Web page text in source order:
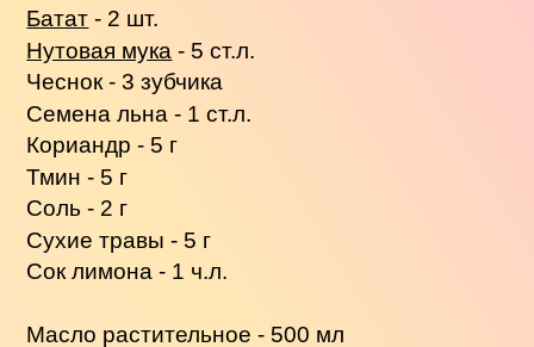
Батат - 2 шт.
Нутовая мука - 5 ст.л.
Чеснок - 3 зубчика
Семена льна - 1 ст.л.
Кориандр - 5 г
Тмин - 5 г
Соль - 2 г
Сухие травы - 5 г
Сок лимона - 1 ч.л.
Масло растительное - 500 мл